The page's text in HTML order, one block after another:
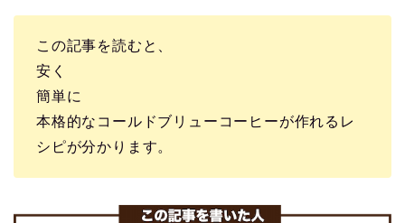
この記事を読むと、
安く
簡単に
本格的なコールドブリューコーヒーが作れるレ
シピが分かります。